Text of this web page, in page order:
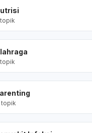
topik
topik
topik